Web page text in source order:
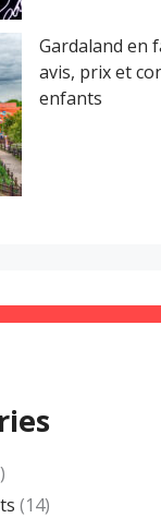
Gardaland en
avis, prix et
enfants
(14)